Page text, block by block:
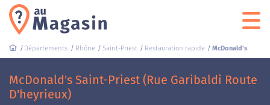
Départements Rhône Saint-Priest Restauration rapide McDonald's
McDonald's Saint-Priest (Rue Garibaldi Route
D'heyrieux)